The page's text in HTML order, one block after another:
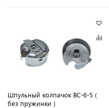
Шпульный колпачок BC-6-5 (
без пружинки )